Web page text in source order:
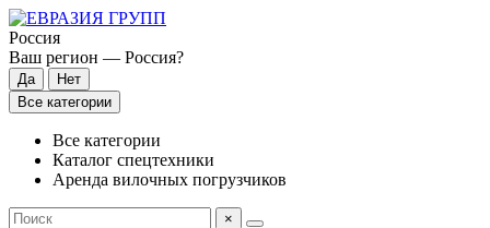
Россия
Ваш регион — Россия?
Все категории
Все категории
Каталог спецтехники
Аренда вилочных погрузчиков
×